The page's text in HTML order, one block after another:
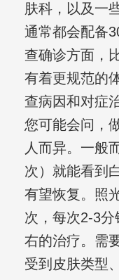
肤科，以及一
通常都会配备
查确诊方面，
有着更规范的
查病因和对症
您可能会问，
人而异。一般
次）就能看到
有望恢复。照
次，每次2-3
右的治疗。需
受到皮肤类型